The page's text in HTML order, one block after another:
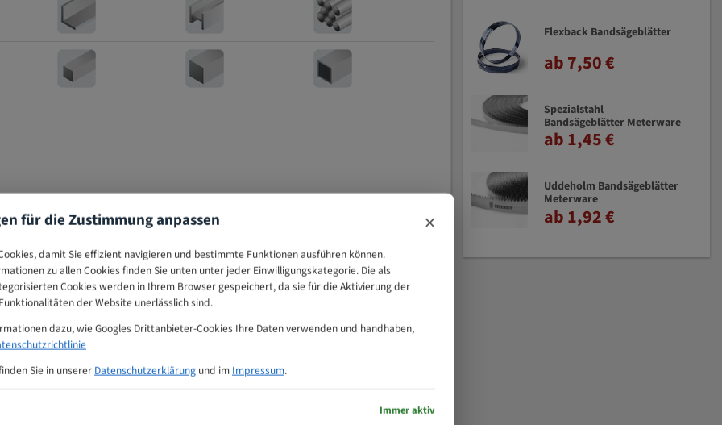
Flexback Bandsägeblätter
ab 7,50 €
Spezialstahl
Bandsägeblätter Meterware
ab 1,45 €
Uddeholm Bandsägeblätter
Meterware
ab 1,92 €
für die Zustimmung anpassen ×
damit Sie effizient navigieren und bestimmte Funktionen ausführen können.
zu allen Cookies finden Sie unten unter jeder Einwilligungskategorie. Die als
Cookies werden in Ihrem Browser gespeichert, da sie für die Aktivierung der
der Website unerlässlich sind.
dazu, wie Googles Drittanbieter-Cookies Ihre Daten verwenden und handhaben,
Sie in unserer Datenschutzerklärung und im Impressum.
Immer aktiv